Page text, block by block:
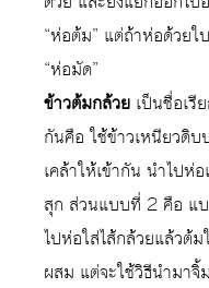
“ห่อต้ม” แต่ถ้าห่อด้วยใ
“ห่อมัด”
ข้าวต้มกล้วย เป็นชื่อเ
กันคือ ใช้ข้าวเหนียวดิบ
เคล้าให้เข้ากัน นำไปห่
สุก ส่วนแบบที่ 2 คือ แ
ไปห่อใส่ไส้กล้วยแล้วต้
ผสม แต่จะใช้วิธีนำมา